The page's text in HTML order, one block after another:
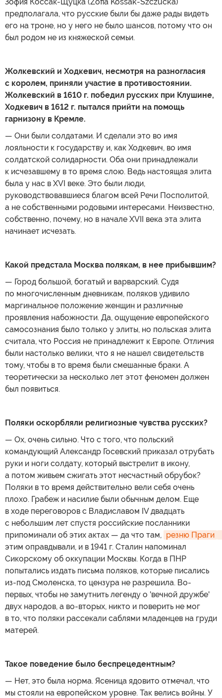
предполагала, что русские были бы даже рады видеть
его на троне, но у него не было шансов, потому что он
был родом не из княжеской семьи.
Жолкевский и Ходкевич, несмотря на разногласия
с королем, приняли участие в противостоянии.
Жолкевский в 1610 г. победил русских при Клушине,
Ходкевич в 1612 г. пытался прийти на помощь
гарнизону в Кремле.
— Они были солдатами. И сделали это во имя
лояльности к государству и, как Ходкевич, во имя
солдатской солидарности. Оба они принадлежали
к исчезавшему в то время слою. Ведь настоящая элита
была у нас в XVI веке. Это были люди,
руководствовавшиеся благом всей Речи Посполитой,
а не собственными родовыми интересами. Неизвестно,
собственно, почему, но в начале XVII века эта элита
начинает исчезать.
Какой предстала Москва полякам, в нее прибывшим?
— Город большой, богатый и варварский. Судя
по многочисленным дневникам, поляков удивило
маргинальное положение женщин и различные
проявления набожности. Да, ощущение европейского
самосознания было только у элиты, но польская элита
считала, что Россия не принадлежит к Европе. Отличия
были настолько велики, что я не нашел свидетельств
тому, чтобы в то время были смешанные браки. А
теоретически за несколько лет этот феномен должен
был появиться.
Поляки оскорбляли религиозные чувства русских?
— Ох, очень сильно. Что с того, что польский
командующий Александр Госевский приказал отрубать
руки и ноги солдату, который выстрелит в икону,
а потом живьем сжигать этот несчастный обрубок?
Поляки в то время действительно вели себя очень
плохо. Грабеж и насилие были обычным делом. Еще
в ходе переговоров с Владиславом IV двадцать
с небольшим лет спустя российские посланники
припоминали об этих актах — да что там, резню Праги
этим оправдывали, и в 1941 г. Сталин напоминал
Сикорскому об оккупации Москвы. Когда в ПНР
попытались издать письма поляков, которые писались
из-под Смоленска, то цензура не разрешила. Во-
первых, чтобы не замутнить легенду о 'вечной дружбе'
двух народов, а во-вторых, никто и поверить не мог
в то, что поляки рассекали саблями младенцев на груди
матерей.
Такое поведение было беспрецедентным?
— Нет, это была норма. Ясеница ядовито отмечал, что
мы стояли на европейском уровне. Так велись войны. У